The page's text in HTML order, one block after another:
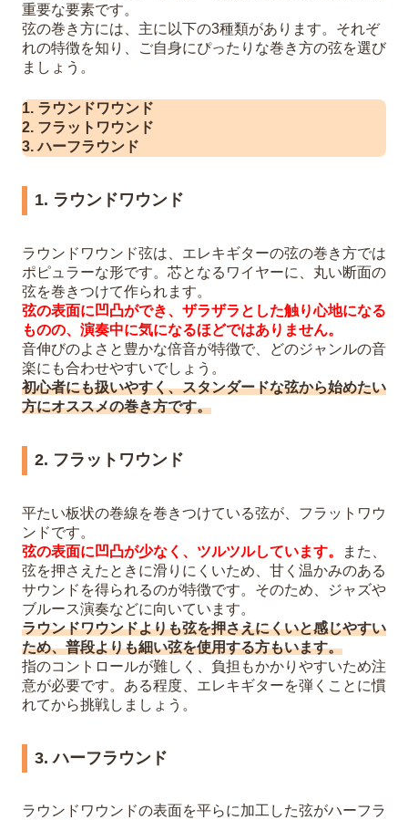
重要な要素です。
弦の巻き方には、主に以下の3種類があります。それぞ
れの特徴を知り、ご自身にぴったりな巻き方の弦を選び
ましょう。
1. ラウンドワウンド
2. フラットワウンド
3. ハーフラウンド
1. ラウンドワウンド
ラウンドワウンド弦は、エレキギターの弦の巻き方では
ポピュラーな形です。芯となるワイヤーに、丸い断面の
弦を巻きつけて作られます。
弦の表面に凹凸ができ、ザラザラとした触り心地になる
ものの、演奏中に気になるほどではありません。
音伸びのよさと豊かな倍音が特徴で、どのジャンルの音
楽にも合わせやすいでしょう。
初心者にも扱いやすく、スタンダードな弦から始めたい
方にオススメの巻き方です。
2. フラットワウンド
平たい板状の巻線を巻きつけている弦が、フラットワウ
ンドです。
弦の表面に凹凸が少なく、ツルツルしています。
また、
弦を押さえたときに滑りにくいため、甘く温かみのある
サウンドを得られるのが特徴です。そのため、ジャズや
ブルース演奏などに向いています。
ラウンドワウンドよりも弦を押さえにくいと感じやすい
ため、普段よりも細い弦を使用する方もいます。
指のコントロールが難しく、負担もかかりやすいため注
意が必要です。ある程度、エレキギターを弾くことに慣
れてから挑戦しましょう。
3. ハーフラウンド
ラウンドワウンドの表面を平らに加工した弦がハーフラ